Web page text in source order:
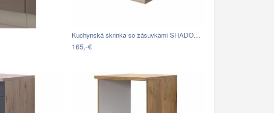
Kuchynská skrinka so zásuvkami SHADOW…
165,-€